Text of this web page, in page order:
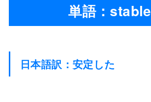
単語：stable
日本語訳：安定した